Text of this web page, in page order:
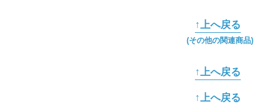
↑上へ戻る
(その他の関連商品)
↑上へ戻る
↑上へ戻る